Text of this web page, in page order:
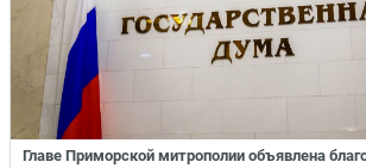
Главе Приморской митрополии объявлена